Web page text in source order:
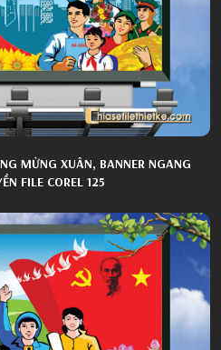
MỪNG XUÂN, BANNER NGANG
FILE COREL 125